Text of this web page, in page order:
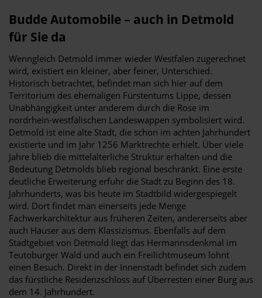
Budde Automobile – auch in Detmold
für Sie da
Wenngleich Detmold immer wieder Westfalen zugerechnet
wird, existiert ein kleiner, aber feiner, Unterschied.
Historisch betrachtet, befindet man sich hier auf dem
Territorium des ehemaligen Fürstentums Lippe, dessen
Unabhängigkeit unter anderem durch die Rose im
nordrhein-westfälischen Landeswappen symbolisiert wird.
Detmold ist eine alte Stadt, die schon im achten Jahrhundert
existierte und im Jahr 1256 Marktrechte erhielt. Über viele
Jahre blieb die mittelalterliche Struktur erhalten und die
Bedeutung Detmolds blieb regional beschränkt. Eine erste
deutliche Erweiterung erfuhr die Stadt zu Beginn des 18.
Jahrhunderts, was bis heute im Stadtbild widergespiegelt
wird. Dort findet man einerseits jede Menge
Fachwerkarchitektur aus früheren Zeiten, andererseits aber
auch Häuser aus dem Klassizismus. Ebenfalls auf dem
Stadtgebiet von Detmold liegt das Hermannsdenkmal im
Teutoburger Wald und auch ein Freilichtmuseum lohnt
einen Besuch. Direkt in der Innenstadt befindet sich zudem
das fürstliche Residenzschloss auf Überresten einer Burg aus
dem 14. Jahrhundert.